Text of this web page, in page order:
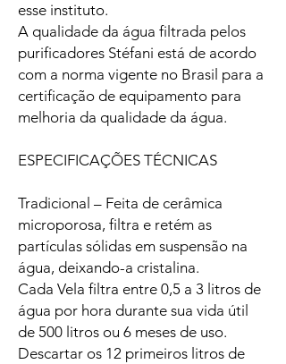
esse instituto.
A qualidade da água filtrada pelos
purificadores Stéfani está de acordo
com a norma vigente no Brasil para a
certificação de equipamento para
melhoria da qualidade da água.
ESPECIFICAÇÕES TÉCNICAS
Tradicional – Feita de cerâmica
microporosa, filtra e retém as
partículas sólidas em suspensão na
água, deixando-a cristalina.
Cada Vela filtra entre 0,5 a 3 litros de
água por hora durante sua vida útil
de 500 litros ou 6 meses de uso.
Descartar os 12 primeiros litros de